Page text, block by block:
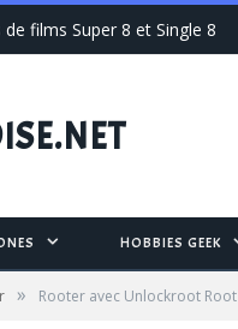
films Super 8 et Single 8
HOBBIES GEEK
» Rooter avec Unlockroot Root